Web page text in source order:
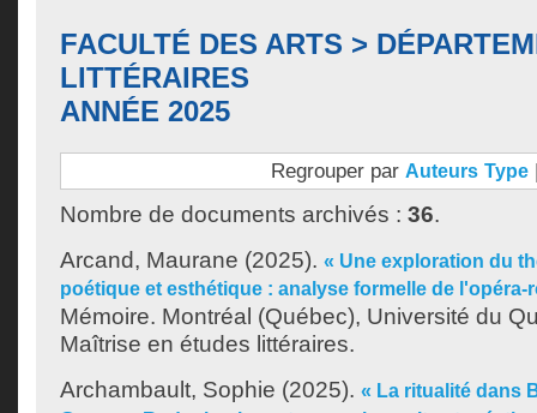
FACULTÉ DES ARTS >
LITTÉRAIRES
ANNÉE 2025
Regrouper par Auteurs Type
Nombre de documents archivés : 36.
Arcand, Maurane (2025). « Une exploration du
poétique et esthétique : analyse formelle de l'opéra-
Mémoire. Montréal (Québec), Université du
Maîtrise en études littéraires.
Archambault, Sophie (2025). « La ritualité dans